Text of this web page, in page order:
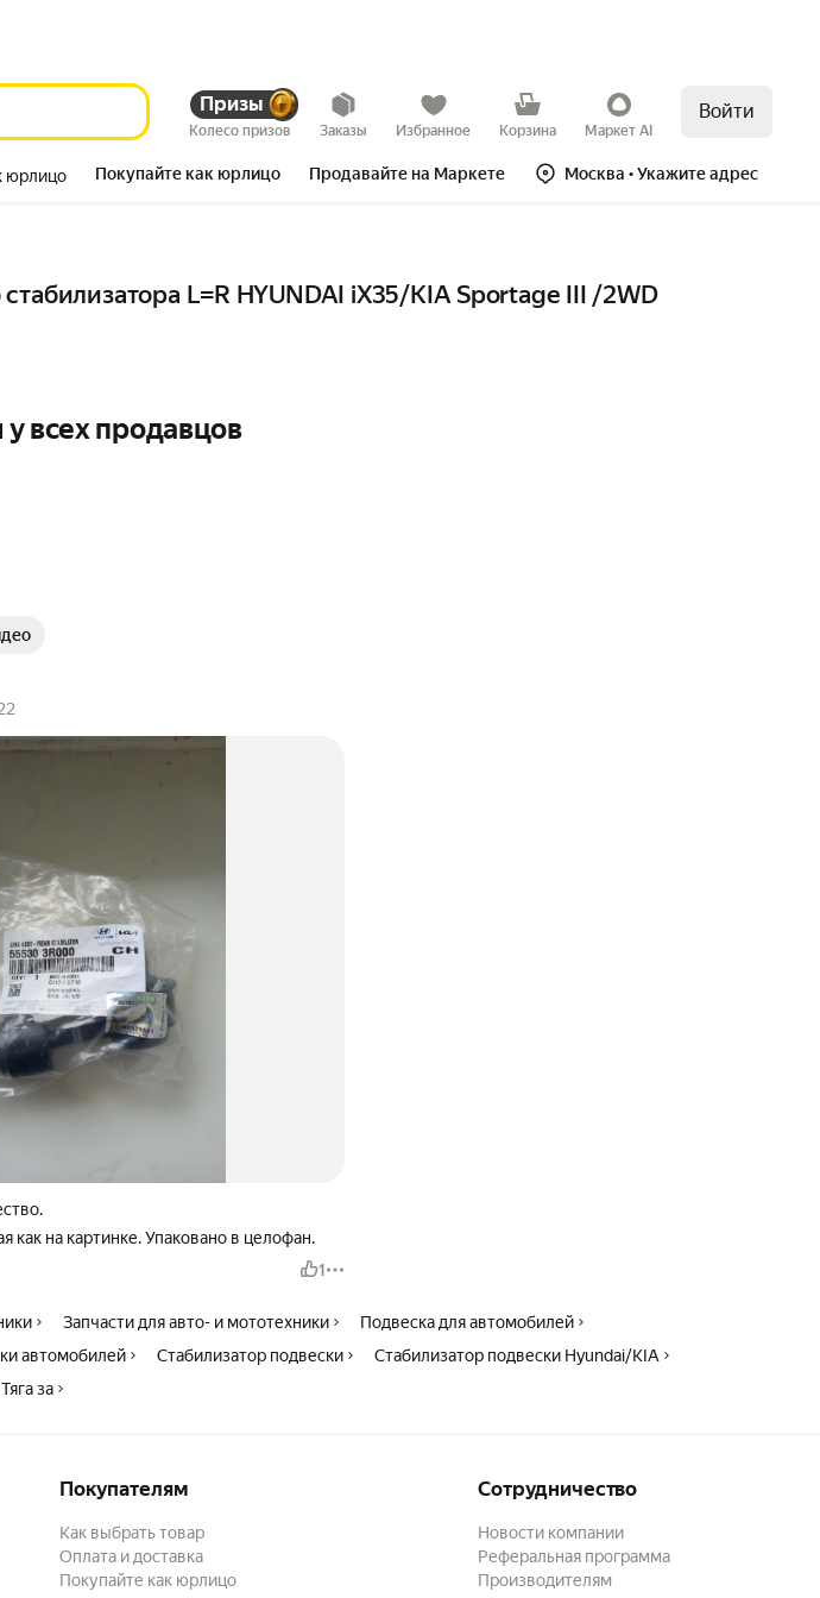
Призы
Колесо призов Заказы Избранное Корзина Маркет AI
Войти
юрлицо Покупайте как юрлицо Продавайте на Маркете Москва • Укажите адрес
L=R HYUNDAI iX35/KIA Sportage III /2WD
всех продавцов
как на картинке. Упаковано в целофан.
1
Запчасти для авто- и мототехники
Подвеска для автомобилей
автомобилей
Стабилизатор подвески
Стабилизатор подвески Hyundai/KIA
за
Покупателям
Как выбрать товар
Оплата и доставка
Покупайте как юрлицо
Сотрудничество
Новости компании
Реферальная программа
Производителям